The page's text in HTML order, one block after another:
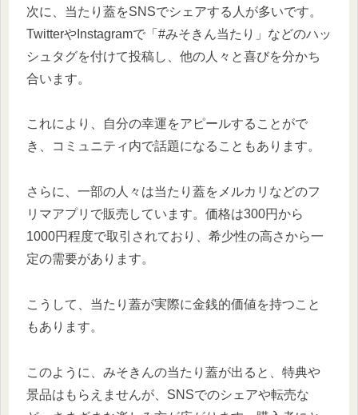
次に、当たり蓋をSNSでシェアする人が多いです。
TwitterやInstagramで「#みそきん当たり」などのハッ
シュタグを付けて投稿し、他の人々と喜びを分かち
合います。
これにより、自分の幸運をアピールすることがで
き、コミュニティ内で話題になることもあります。
さらに、一部の人々は当たり蓋をメルカリなどのフ
リマアプリで販売しています。価格は300円から
1000円程度で取引されており、希少性の高さから一
定の需要があります。
こうして、当たり蓋が実際に金銭的価値を持つこと
もあります。
このように、みそきんの当たり蓋が出ると、特典や
景品はもらえませんが、SNSでのシェアや転売な